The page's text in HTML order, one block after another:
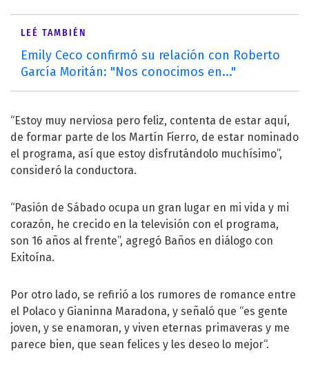
LEÉ TAMBIÉN
Emily Ceco confirmó su relación con Roberto
García Moritán: "Nos conocimos en..."
“Estoy muy nerviosa pero feliz, contenta de estar aquí,
de formar parte de los Martín Fierro, de estar nominado
el programa, así que estoy disfrutándolo muchísimo”,
consideró la conductora.
“Pasión de Sábado ocupa un gran lugar en mi vida y mi
corazón, he crecido en la televisión con el programa,
son 16 años al frente”, agregó Baños en diálogo con
Exitoína.
Por otro lado, se refirió a los rumores de romance entre
el Polaco y Gianinna Maradona, y señaló que “es gente
joven, y se enamoran, y viven eternas primaveras y me
parece bien, que sean felices y les deseo lo mejor“.